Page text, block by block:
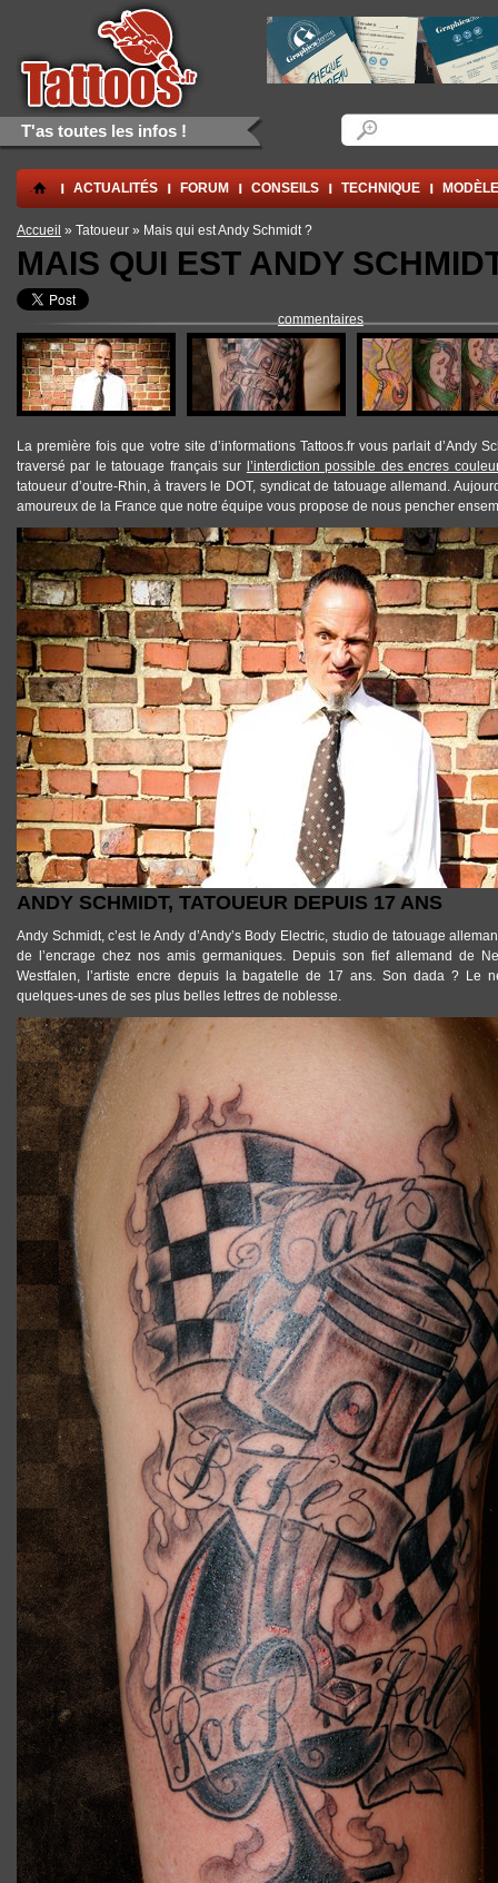
Aller au contenu principal
Skip to navigation
T'as toutes les infos !
. ACTUALITÉS FORUM CONSEILS TECHNIQUE
Vous êtes ici
Accueil » Tatoueur » Mais qui est Andy Schmidt ?
MAIS QUI EST ANDY
commentaires
La première fois que votre site d’informations Tattoos.frvous parlait d’Andy
traversé par le tatouage français sur l’interdiction possible des encres
tatoueur d’outre-Rhin, à travers le DOT, syndicat de tatouage allemand .
amoureux de la France que notre équipe vous propose de nous pencher
TATTOOS_ANDY_SCHMIDT_TATOUAGE.JPG
ANDY SCHMIDT, TATOUEUR DEPUIS 17 ANS
Andy Schmidt, c’est le Andy d’Andy’s Body Electric, studio de tatouage
de l’encrage chez nos amis germaniques. Depuis son fief allemand de
Westfalen, l’artiste encre depuis la bagatelle de 17 ans. Son dada ? Le
quelques-unes de ses plus belles lettres de noblesse.
TATTOOS_ANDY_SCHMIDT_TATOUAGE_01.JPG